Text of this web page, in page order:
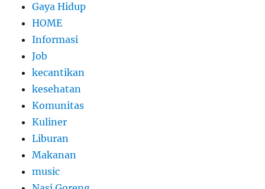
Gaya Hidup
HOME
Informasi
Job
kecantikan
kesehatan
Komunitas
Kuliner
Liburan
Makanan
music